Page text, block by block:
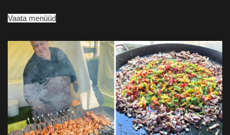
Vaata menüüd